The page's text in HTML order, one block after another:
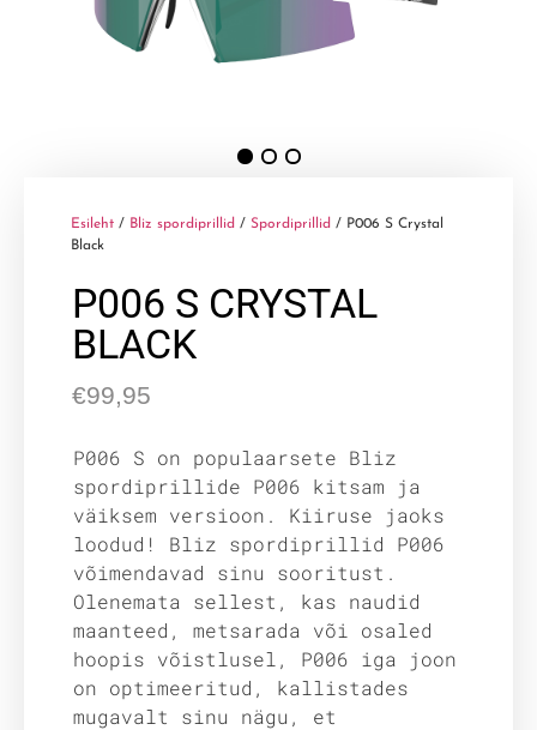
Esileht / Bliz spordiprillid / Spordiprillid / P006 S Crystal
Black
P006 S CRYSTAL
BLACK
€99,95
P006 S on populaarsete Bliz
spordiprillide P006 kitsam ja
väiksem versioon. Kiiruse jaoks
loodud! Bliz spordiprillid P006
võimendavad sinu sooritust.
Olenemata sellest, kas naudid
maanteed, metsarada või osaled
hoopis võistlusel, P006 iga joon
on optimeeritud, kallistades
mugavalt sinu nägu, et